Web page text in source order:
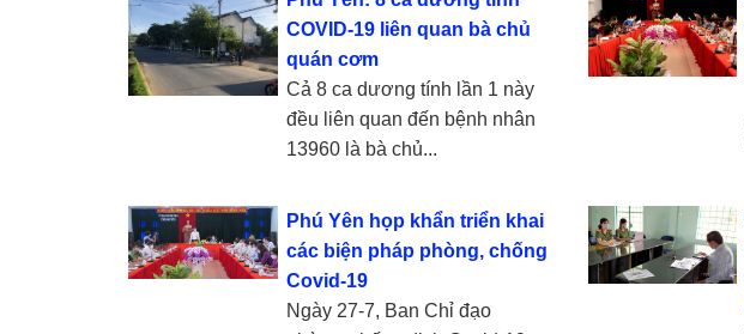
COVID-19 liên quan bà chủ
quán cơm
Cả 8 ca dương tính lần 1 này
đều liên quan đến bệnh nhân
13960 là bà chủ...
Phú Yên họp khẩn triển khai
các biện pháp phòng, chống
Covid-19
Ngày 27-7, Ban Chỉ đạo